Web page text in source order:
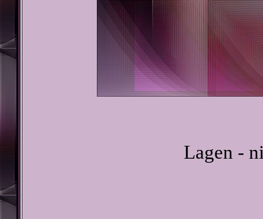
Lagen -